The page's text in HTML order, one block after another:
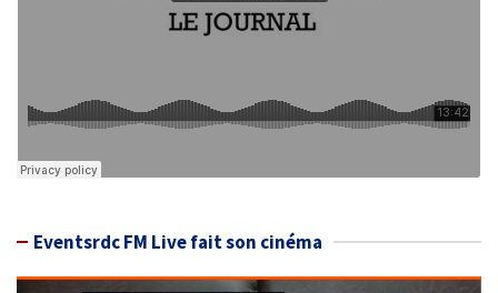
Eventsrdc FM Live fait son cinéma